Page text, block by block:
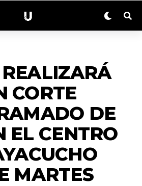
CORTE
DE
EL CENTRO
MARTES